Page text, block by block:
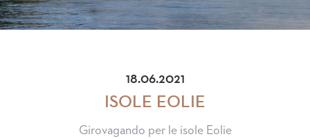
18.06.2021
ISOLE EOLIE
Girovagando per le isole Eolie